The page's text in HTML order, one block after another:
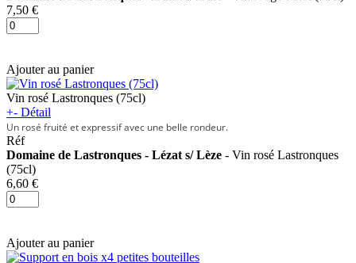
7,50 €
Ajouter au panier
Vin rosé Lastronques (75cl)
+- Détail
Un rosé fruité et expressif avec une belle rondeur.
Réf
Domaine de Lastronques - Lézat s/ Lèze - Vin rosé Lastronques
(75cl)
6,60 €
Ajouter au panier